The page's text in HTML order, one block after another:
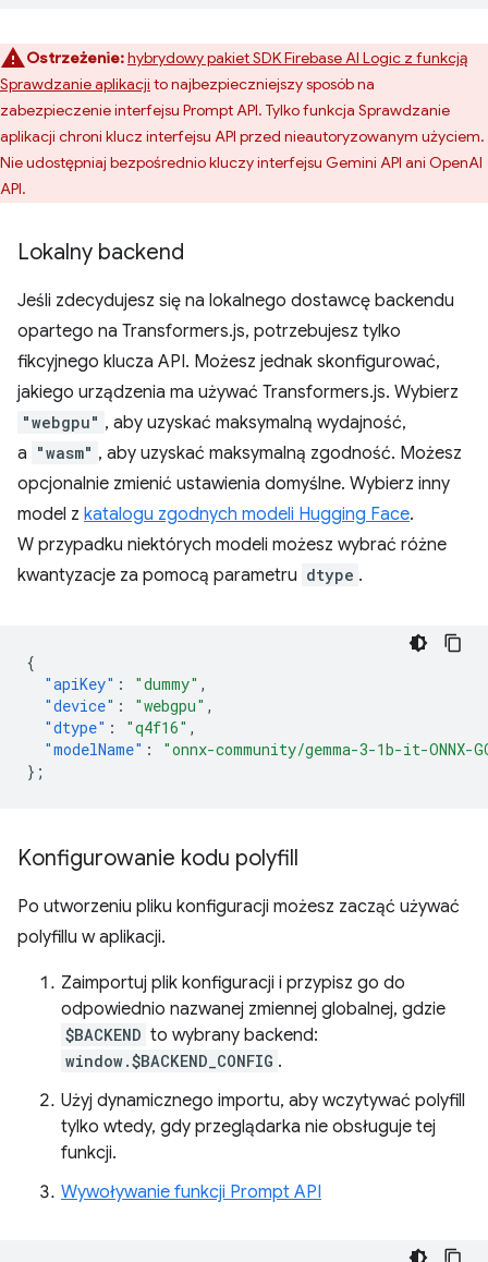
Ostrzeżenie:hybrydowy pakiet SDK Firebase AI Logic z funkcją
Sprawdzanie aplikacji to najbezpieczniejszy sposób na
zabezpieczenie interfejsu Prompt API. Tylko funkcja Sprawdzanie
aplikacji chroni klucz interfejsu API przed nieautoryzowanym użyciem.
Nie udostępniaj bezpośrednio kluczy interfejsu Gemini API ani OpenAI
API.
Lokalny backend
Jeśli zdecydujesz się na lokalnego dostawcę backendu
opartego na Transformers.js, potrzebujesz tylko
fikcyjnego klucza API. Możesz jednak skonfigurować,
jakiego urządzenia ma używać Transformers.js. Wybierz
"webgpu" , aby uzyskać maksymalną wydajność,
a "wasm" , aby uzyskać maksymalną zgodność. Możesz
opcjonalnie zmienić ustawienia domyślne. Wybierz inny
model z katalogu zgodnych modeli Hugging Face.
W przypadku niektórych modeli możesz wybrać różne
kwantyzacje za pomocą parametru dtype .
{
"apiKey" : "dummy" ,
"device" : "webgpu" ,
"dtype" : "q4f16" ,
"modelName" :
"onnx-community/gemma-3-1b-it-ONNX-
} ;
Konfigurowanie kodu polyfill
Po utworzeniu pliku konfiguracji możesz zacząć używać
polyfillu w aplikacji.
Zaimportuj plik konfiguracji i przypisz go do
odpowiednio nazwanej zmiennej globalnej, gdzie
$BACKEND to wybrany backend:
window.$BACKEND_CONFIG .
Użyj dynamicznego importu, aby wczytywać polyfill
tylko wtedy, gdy przeglądarka nie obsługuje tej
funkcji.
Wywoływanie funkcji Prompt API